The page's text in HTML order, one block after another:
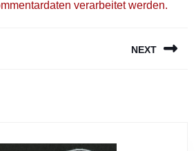
verarbeitet werden.
NEXT